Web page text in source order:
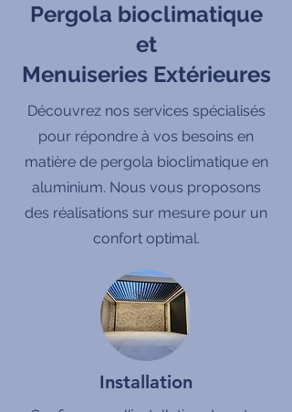
Pergola bioclimatique
et
Menuiseries Extérieures
Découvrez nos services spécialisés
pour répondre à vos besoins en
matière de pergola bioclimatique en
aluminium. Nous vous proposons
des réalisations sur mesure pour un
confort optimal.
Installation